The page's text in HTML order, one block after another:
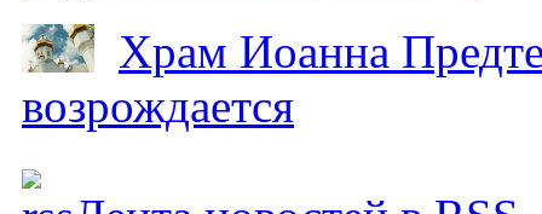
Храм Иоанна
возрождается